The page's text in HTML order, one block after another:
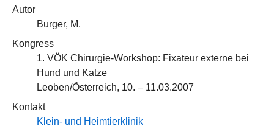
Autor
Burger, M.
Kongress
1. VÖK Chirurgie-Workshop: Fixateur externe bei
Hund und Katze
Leoben/Österreich, 10. – 11.03.2007
Kontakt
Klein- und Heimtierklinik